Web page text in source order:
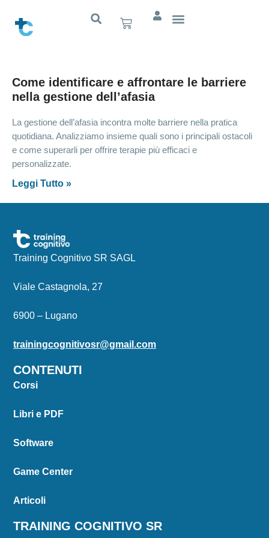
Come identificare e affrontare le barriere
nella gestione dell’afasia
La gestione dell’afasia incontra molte barriere nella pratica
quotidiana. Analizziamo insieme quali sono i principali ostacoli
e come superarli per offrire terapie più efficaci e
personalizzate.
Leggi Tutto »
Training Cognitivo SR SAGL
Viale Castagnola, 27
6900 – Lugano
trainingcognitivosr@gmail.com
CONTENUTI
Corsi
Libri e PDF
Software
Game Center
Articoli
TRAINING COGNITIVO SR